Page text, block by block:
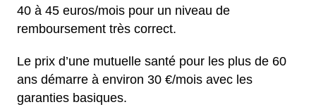
40 à 45 euros/mois pour un niveau de
remboursement très correct.
Le prix d’une mutuelle santé pour les plus de 60
ans démarre à environ 30 €/mois avec les
garanties basiques.